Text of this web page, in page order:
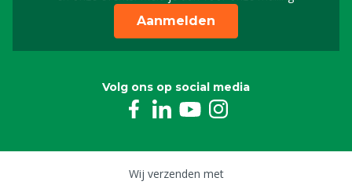
Aanmelden
Volg ons op social media
Wij verzenden met